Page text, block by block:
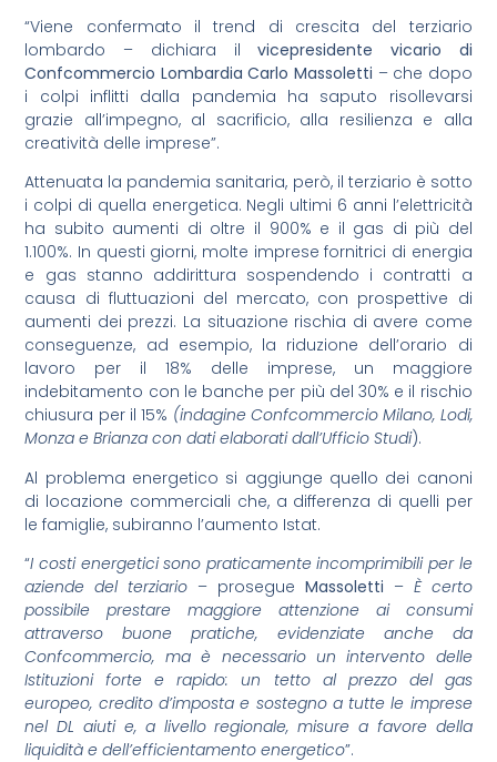
“Viene confermato il trend di crescita del terziario
lombardo – dichiara ilvicepresidente vicario di
Confcommercio Lombardia Carlo Massoletti – che dopo
i colpi inflitti dalla pandemia ha saputo risollevarsi
grazie all’impegno, al sacrificio, alla resilienza e alla
creatività delle imprese”.
Attenuata la pandemia sanitaria, però, il terziario è sotto
i colpi di quella energetica. Negli ultimi 6 anni l’elettricità
ha subito aumenti di oltre il 900% e il gas di più del
1.100%. In questi giorni, molte imprese fornitrici di energia
e gas stanno addirittura sospendendo i contratti a
causa di fluttuazioni del mercato, con prospettive di
aumenti dei prezzi. La situazione rischia di avere come
conseguenze, ad esempio, la riduzione dell’orario di
lavoro per il 18% delle imprese, un maggiore
indebitamento con le banche per più del 30% e il rischio
chiusura per il 15% (indagine Confcommercio Milano, Lodi,
Monza e Brianza con dati elaborati dall’Ufficio Studi).
Al problema energetico si aggiunge quello dei canoni
di locazione commerciali che, a differenza di quelli per
le famiglie, subiranno l’aumento Istat.
“I costi energetici sono praticamente incomprimibili per le
aziende del terziario – prosegue Massoletti – È certo
possibile prestare maggiore attenzione ai consumi
attraverso buone pratiche, evidenziate anche da
Confcommercio, ma è necessario un intervento delle
Istituzioni forte e rapido: un tetto al prezzo del gas
europeo, credito d’imposta e sostegno a tutte le imprese
nel DL aiuti e, a livello regionale, misure a favore della
liquidità e dell’efficientamento energetico”.